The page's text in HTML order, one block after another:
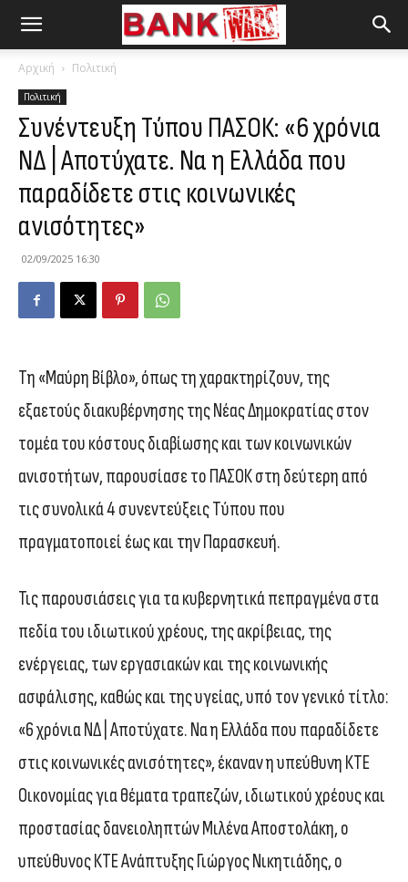
Αρχική Πολιτική
Πολιτική
Συνέντευξη Τύπου ΠΑΣΟΚ: «6 χρόνια
ΝΔ | Αποτύχατε. Να η Ελλάδα που
παραδίδετε στις κοινωνικές
ανισότητες»
02/09/2025 16:30
Τη «Μαύρη Βίβλο», όπως τη χαρακτηρίζουν, της
εξαετούς διακυβέρνησης της Νέας Δημοκρατίας στον
τομέα του κόστους διαβίωσης και των κοινωνικών
ανισοτήτων, παρουσίασε το ΠΑΣΟΚ στη δεύτερη από
τις συνολικά 4 συνεντεύξεις Τύπου που
πραγματοποιεί έως και την Παρασκευή.
Τις παρουσιάσεις για τα κυβερνητικά πεπραγμένα στα
πεδία του ιδιωτικού χρέους, της ακρίβειας, της
ενέργειας, των εργασιακών και της κοινωνικής
ασφάλισης, καθώς και της υγείας, υπό τον γενικό τίτλο:
«6 χρόνια ΝΔ | Αποτύχατε. Να η Ελλάδα που παραδίδετε
στις κοινωνικές ανισότητες», έκαναν η υπεύθυνη ΚΤΕ
Οικονομίας για θέματα τραπεζών, ιδιωτικού χρέους και
προστασίας δανειοληπτών Μιλένα Αποστολάκη, ο
υπεύθυνος ΚΤΕ Ανάπτυξης Γιώργος Νικητιάδης, ο